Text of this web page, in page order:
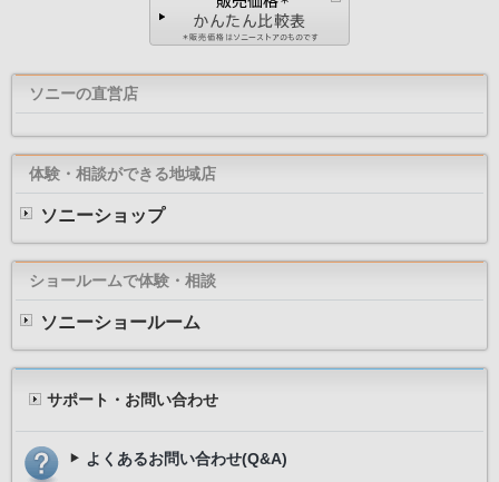
ソニーの直営店
体験・相談ができる地域店
ソニーショップ
ショールームで体験・相談
ソニーショールーム
サポート・お問い合わせ
よくあるお問い合わせ(Q&A)